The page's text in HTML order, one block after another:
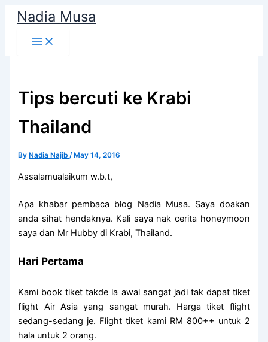
Skip
content
Nadia Musa
Tips bercuti ke Krabi
Thailand
By Nadia Najib/ May 14, 2016
Assalamualaikum w.b.t,
Apa khabar pembaca blog Nadia Musa. Saya doakan
anda sihat hendaknya. Kali saya nak cerita honeymoon
saya dan Mr Hubby di Krabi, Thailand.
Hari Pertama
Kami book tiket takde la awal sangat jadi tak dapat tiket
flight Air Asia yang sangat murah. Harga tiket flight
sedang-sedang je. Flight tiket kami RM 800++ untuk 2
hala untuk 2 orang.